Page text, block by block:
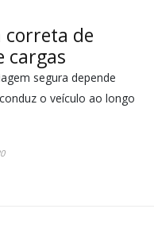
correta de
cargas
segura depende
o veículo ao longo